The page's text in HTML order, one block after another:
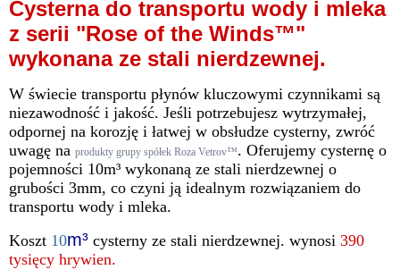
Cysterna do transportu wody i mleka
z serii "Rose of the Winds™"
wykonana ze stali nierdzewnej.
W świecie transportu płynów kluczowymi czynnikami są
niezawodność i jakość. Jeśli potrzebujesz wytrzymałej,
odpornej na korozję i łatwej w obsłudze cysterny, zwróć
uwagę na produkty grupy spółek Roza Vetrov™. Oferujemy cysternę o
pojemności 10m³ wykonaną ze stali nierdzewnej o
grubości 3mm, co czyni ją idealnym rozwiązaniem do
transportu wody i mleka.
Koszt 10m³ cysterny ze stali nierdzewnej. wynosi 390
tysięcy hrywien.